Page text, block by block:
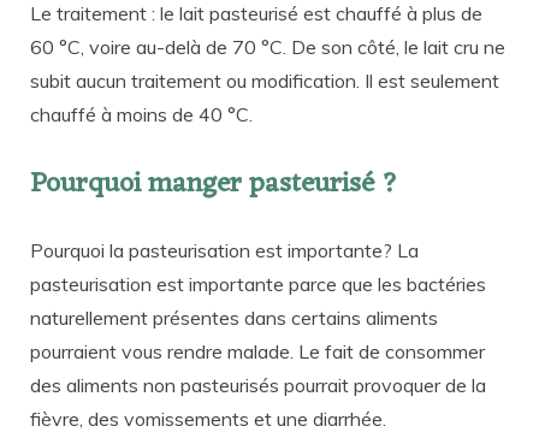
Le traitement : le lait pasteurisé est chauffé à plus de
60 °C, voire au-delà de 70 °C. De son côté, le lait cru ne
subit aucun traitement ou modification. Il est seulement
chauffé à moins de 40 °C.
Pourquoi manger pasteurisé ?
Pourquoi la pasteurisation est importante? La
pasteurisation est importante parce que les bactéries
naturellement présentes dans certains aliments
pourraient vous rendre malade. Le fait de consommer
des aliments non pasteurisés pourrait provoquer de la
fièvre, des vomissements et une diarrhée.